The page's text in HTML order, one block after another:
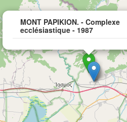
MONT PAPIKION. - Complexe
ecclésiastique - 1987